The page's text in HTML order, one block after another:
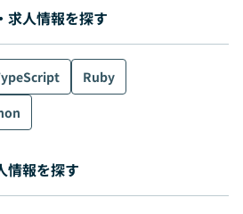
求人情報を探す
Ruby
情報を探す